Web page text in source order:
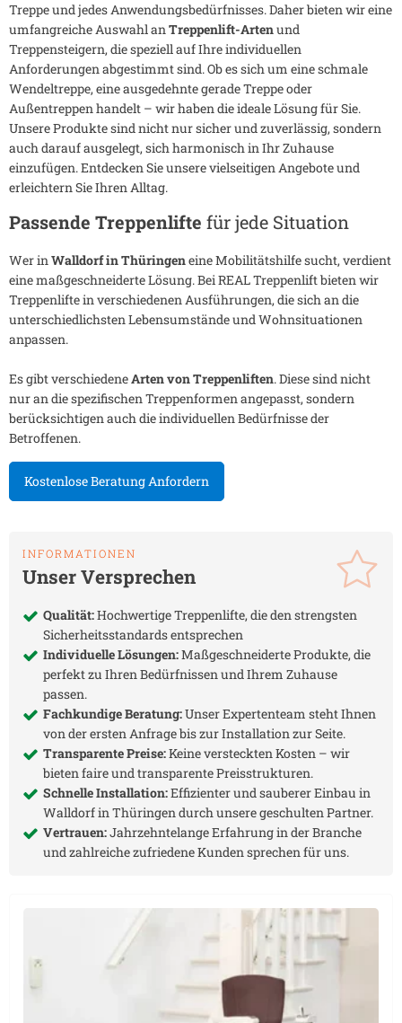
Treppe und jedes Anwendungsbedürfnisses. Daher bieten wir eine
umfangreiche Auswahl anTreppenlift-Artenund
Treppensteigern, die speziell auf Ihre individuellen
Anforderungen abgestimmt sind. Ob es sich um eine schmale
Wendeltreppe, eine ausgedehnte gerade Treppe oder
Außentreppen handelt – wir haben die ideale Lösung für Sie.
Unsere Produkte sind nicht nur sicher und zuverlässig, sondern
auch darauf ausgelegt, sich harmonisch in Ihr Zuhause
einzufügen. Entdecken Sie unsere vielseitigen Angebote und
erleichtern Sie Ihren Alltag.
Passende Treppenlifte für jede Situation
Wer inWalldorf in Thüringeneine Mobilitätshilfe sucht, verdient
eine maßgeschneiderte Lösung. Bei REAL Treppenlift bieten wir
Treppenlifte in verschiedenen Ausführungen, die sich an die
unterschiedlichsten Lebensumstände und Wohnsituationen
anpassen.
Es gibt verschiedeneArten von Treppenliften. Diese sind nicht
nur an die spezifischen Treppenformen angepasst, sondern
berücksichtigen auch die individuellen Bedürfnisse der
Betroffenen.
Kostenlose Beratung Anfordern
INFORMATIONEN
Unser Versprechen
Qualität:Hochwertige Treppenlifte, die den strengsten
Sicherheitsstandards entsprechen
Individuelle Lösungen:Maßgeschneiderte Produkte, die
perfekt zu Ihren Bedürfnissen und Ihrem Zuhause
passen.
Fachkundige Beratung:Unser Expertenteam steht Ihnen
von der ersten Anfrage bis zur Installation zur Seite.
Transparente Preise:Keine versteckten Kosten – wir
bieten faire und transparente Preisstrukturen.
Schnelle Installation:Effizienter und sauberer Einbau in
Walldorf in Thüringendurch unsere geschulten Partner.
Vertrauen:Jahrzehntelange Erfahrung in der Branche
und zahlreiche zufriedene Kunden sprechen für uns.